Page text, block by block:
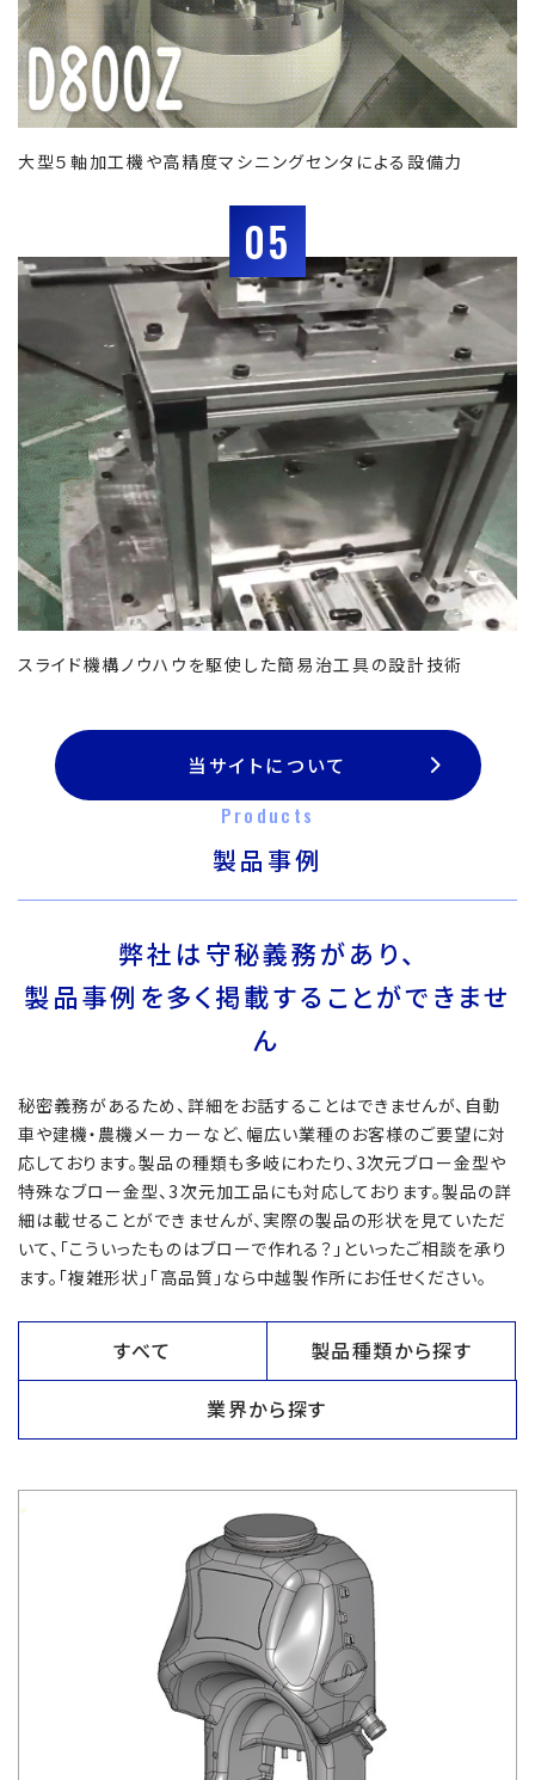
大型５軸加工機や高精度マシニングセンタによる設備力
05
スライド機構ノウハウを駆使した簡易治工具の設計技術
当サイトについて
Products
製品事例
弊社は守秘義務があり、
製品事例を多く掲載することができませ
ん
秘密義務があるため、詳細をお話することはできませんが、自動
車や建機・農機メーカーなど、幅広い業種のお客様のご要望に対
応しております。製品の種類も多岐にわたり、3次元ブロー金型や
特殊なブロー金型、3次元加工品にも対応しております。製品の詳
細は載せることができませんが、実際の製品の形状を見ていただ
いて、「こういったものはブローで作れる？」といったご相談を承り
ます。「複雑形状」「高品質」なら中越製作所にお任せください。
すべて 製品種類から探す
業界から探す